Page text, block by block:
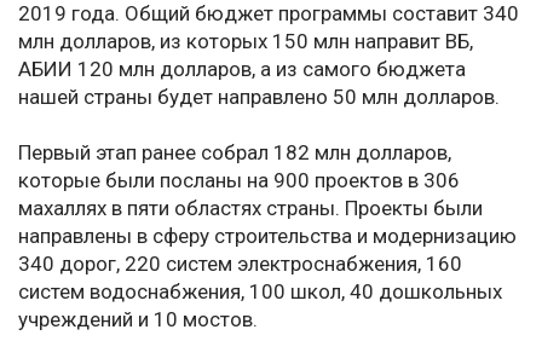
2019 года. Общий бюджет программы составит 340
млн долларов, из которых 150 млн направит ВБ,
АБИИ 120 млн долларов, а из самого бюджета
нашей страны будет направлено 50 млн долларов.
Первый этап ранее собрал 182 млн долларов,
которые были посланы на 900 проектов в 306
махаллях в пяти областях страны. Проекты были
направлены в сферу строительства и модернизацию
340 дорог, 220 систем электроснабжения, 160
систем водоснабжения, 100 школ, 40 дошкольных
учреждений и 10 мостов.